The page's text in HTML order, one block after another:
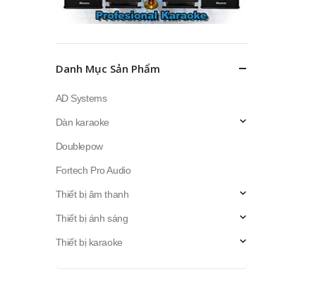
Danh Mục Sản Phẩm
AD Systems
Dàn karaoke
Doublepow
Fortech Pro Audio
Thiết bị âm thanh
Thiết bị ánh sáng
Thiết bị karaoke